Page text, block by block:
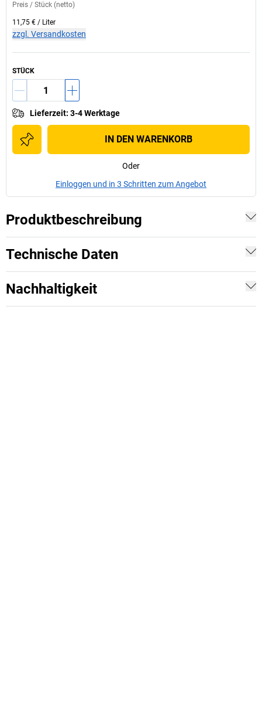
Preis / Stück (netto)
11,75 € / Liter
zzgl. Versandkosten
STÜCK
Lieferzeit: 3-4 Werktage
IN DEN WARENKORB
Oder
Einloggen und in 3 Schritten zum Angebot
Produktbeschreibung
Technische Daten
Nachhaltigkeit